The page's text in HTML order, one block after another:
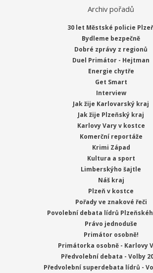
Archiv pořadů
30 let Městské policie
Bydleme bezpečně
Dobré zprávy z regionů
Duel Primátor - Hejtman
Energie chytře
Get Smart
Interview
Jak žije Karlovarský kraj
Jak žije Plzeňský kraj
Karlovy Vary v kostce
Komerční reportáže
Krimi Západ
Kultura a sport
Limberskýho šajtle
Náš kraj
Plzeň v kostce
Pořady ve znakové řeči
Povolební debata lídrů
Právo jednoduše
Primátor osobně!
Primátorka osobně - Karlovy
Předvolební debata - Volby
Předvolební superdebata lídrů -